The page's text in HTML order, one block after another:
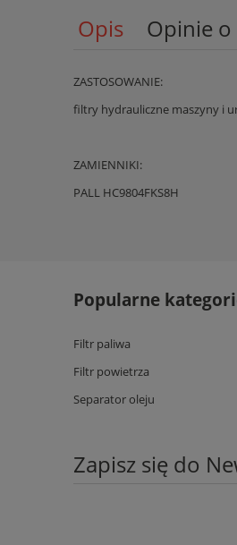
Opis Opinie
ZASTOSOWANIE:
filtry hydrauliczne maszyny i
ZAMIENNIKI:
PALL HC9804FKS8H
Popularne
Filtr paliwa
Filtr powietrza
Separator oleju
Zapisz się do